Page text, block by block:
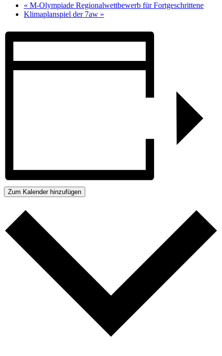
« M-Olympiade Regionalwettbewerb für Fortgeschrittene
Klimaplanspiel der 7aw »
Zum Kalender hinzufügen